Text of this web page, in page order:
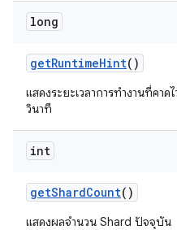
long
getRuntimeHint()
แสดงระยะเวลาการทำงานที่คา
วินาที
int
getShardCount()
แสดงผลจำนวน Shard ปัจจุบัน